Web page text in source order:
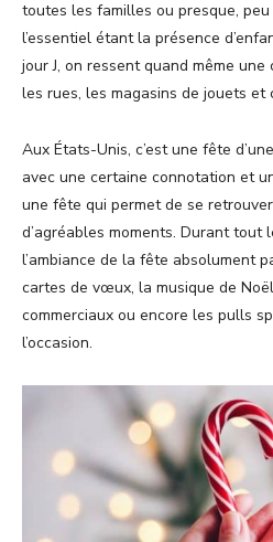
toutes les familles ou presque,
l’essentiel étant la présence
jour J, on ressent quand même
les rues, les magasins de jouets et
Aux États-Unis, c’est une fête
avec une certaine connotation et
une fête qui permet de se
d’agréables moments. Durant tout
l’ambiance de la fête absolument
cartes de vœux, la musique de
commerciaux ou encore les pulls
l’occasion.